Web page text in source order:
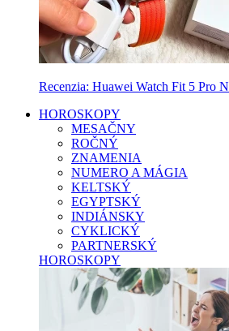
Recenzia: Huawei Watch Fit 5 Pro
HOROSKOPY
MESAČNY
ROČNÝ
ZNAMENIA
NUMERO A MÁGIA
KELTSKÝ
EGYPTSKÝ
INDIÁNSKY
CYKLICKÝ
PARTNERSKÝ
HOROSKOPY